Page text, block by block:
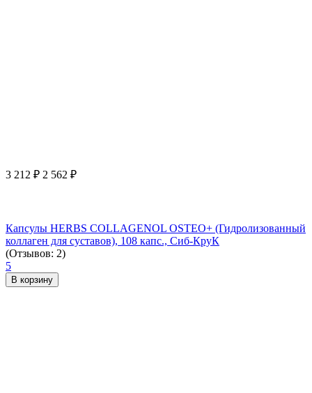
3 212 ₽ 2 562 ₽
Капсулы HERBS COLLAGENOL OSTEO+ (Гидролизованный
коллаген для суставов), 108 капс., Сиб-КруК
(Отзывов: 2)
5
В корзину